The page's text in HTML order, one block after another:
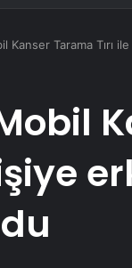
Kanser Tarama Tırı